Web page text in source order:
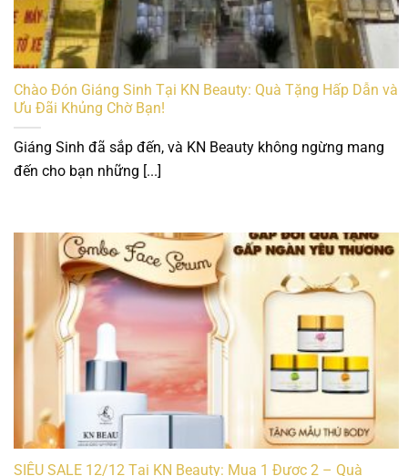
Chào Đón Giáng Sinh Tại KN Beauty: Quà Tặng Hấp Dẫn và
Ưu Đãi Khủng Chờ Bạn!
Giáng Sinh đã sắp đến, và KN Beauty không ngừng mang
đến cho bạn những [...]
SIÊU SALE 12/12 Tại KN Beauty: Mua 1 Được 2 – Quà